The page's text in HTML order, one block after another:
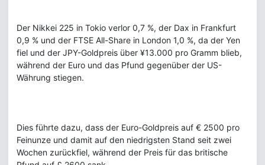
Der Nikkei 225 in Tokio verlor 0,7 %, der Dax in Frankfurt
0,9 % und der FTSE All-Share in London 1,0 %, da der Yen
fiel und der JPY-Goldpreis über ¥13.000 pro Gramm blieb,
während der Euro und das Pfund gegenüber der US-
Währung stiegen.
Dies führte dazu, dass der Euro-Goldpreis auf € 2500 pro
Feinunze und damit auf den niedrigsten Stand seit zwei
Wochen zurückfiel, während der Preis für das britische